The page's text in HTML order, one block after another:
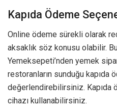
Kapıda Ödeme
Online ödeme sürekli olarak
aksaklık söz konusu olabilir.
Yemeksepeti’nden yemek
restoranların sunduğu kapıda
değerlendirebilirsiniz. Kapıda
cihazı kullanabilirsiniz.